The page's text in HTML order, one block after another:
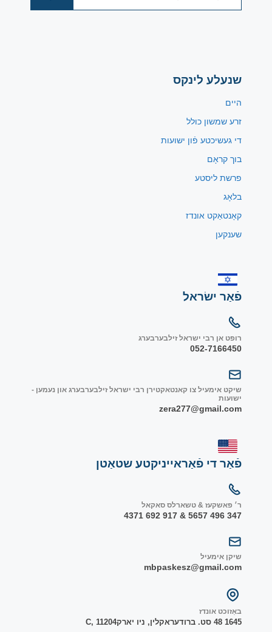
שנעלע לינקס
היים
זרע שמשון כולל
די געשיכטע פֿון ישועות
בוך קראָם
פרשת ליסטע
בלאָג
קאָנטאַקט אונדז
שענקען
פֿאַר ישׂראל
רופט אן רבי ישראל זילבערבערג
052-7166450
שיקט אימעיל צו קאנטאקטירן רבי ישראל זילבערבערג און נעמען -
ישועות
zera277@gmail.com
פֿאַר די פֿאַראייניקטע שטאַטן
ר׳ פאשקעז & טשארלס סאקאל
347 496 5657 & 917 692 4371
שיקן אימעיל
mbpaskesz@gmail.com
באַזוכט אונדז
1645 48 סט. ברודער אקלין, ניו יארק C, 11204